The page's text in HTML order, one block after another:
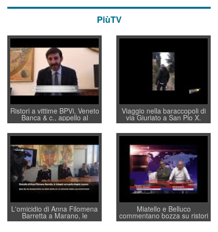
PiùTV
Ristori a vittime BPVi, Veneto
Banca & c., appello al
sottosegretario Alessio
Villarosa: per mettere ordine
convochi con Di Maio CNCU
a supporto della cabina di
regia al Mef
Viaggio nella baraccopoli di
via Giuriato a San Pio X.
Vicenza ai Vicentini: “faremo
un regalo di Natale ai
residenti”
L'omicidio di Anna Filomena
Barretta a Marano, le
indagini dei carabinieri di
Miatello e Belluco
commentano bozza su ristori
BPVi e Veneto Banca